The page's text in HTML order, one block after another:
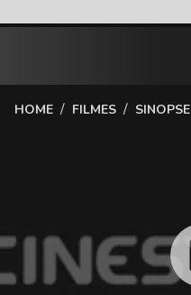
HOME / FILMES / SINOPSE